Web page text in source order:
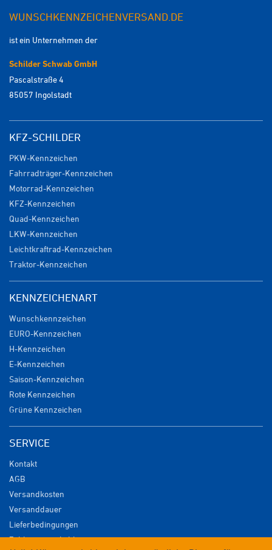
WUNSCHKENNZEICHENVERSAND.DE
ist ein Unternehmen der
Schilder Schwab GmbH
Pascalstraße 4
85057 Ingolstadt
KFZ-SCHILDER
PKW-Kennzeichen
Fahrradträger-Kennzeichen
Motorrad-Kennzeichen
KFZ-Kennzeichen
Quad-Kennzeichen
LKW-Kennzeichen
Leichtkraftrad-Kennzeichen
Traktor-Kennzeichen
KENNZEICHENART
Wunschkennzeichen
EURO-Kennzeichen
H-Kennzeichen
E-Kennzeichen
Saison-Kennzeichen
Rote Kennzeichen
Grüne Kennzeichen
SERVICE
Kontakt
AGB
Versandkosten
Versanddauer
Lieferbedingungen
Zahlungsmöglichkeiten